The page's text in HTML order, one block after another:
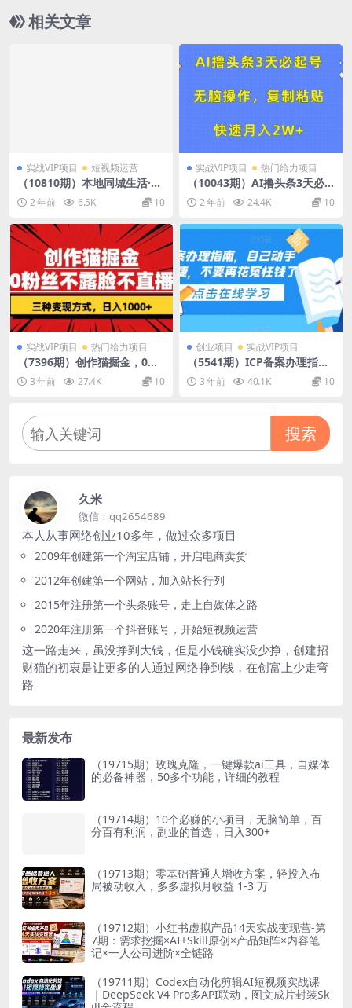
相关文章
实战VIP项目 短视频运营
（10810期）本地同城生活·商
家实战指南：用一切有效方
法，把客户从线上引流到店成
2 年前 6.5K 10
实战VIP项目 热门给力项目
（10043期）AI撸头条3天必
起号，无脑操作3分钟1条，复
制粘贴快速月入2W+
2 年前 24.4K 10
实战VIP项目 热门给力项目
（7396期）创作猫掘金，0粉
丝不直播不露脸，三种变现方
式 日入1000+轻松上手(附资
3 年前 27.4K 10
创业项目 实战VIP项目
（5541期）ICP备案办理指
南，自己动手安全便捷，不要
再花冤枉钱了
3 年前 40.1K 10
搜索
久米
微信：qq2654689
本人从事网络创业10多年，做过众多项目
2009年创建第一个淘宝店铺，开启电商卖货
2012年创建第一个网站，加入站长行列
2015年注册第一个头条账号，走上自媒体之路
2020年注册第一个抖音账号，开始短视频运营
这一路走来，虽没挣到大钱，但是小钱确实没少挣，创建招
财猫的初衷是让更多的人通过网络挣到钱，在创富上少走弯
路
最新发布
（19715期）玫瑰克隆，一键爆款ai工具，自媒体
的必备神器，50多个功能，详细的教程
（19714期）10个必赚的小项目，无脑简单，百
分百有利润，副业的首选，日入300+
（19713期）零基础普通人增收方案，轻投入布
局被动收入，多多虚拟月收益 1-3 万
（19712期）小红书虚拟产品14天实战变现营-第
7期：需求挖掘×AI+Skill原创×产品矩阵×内容笔
记×一人公司进阶×全链路
（19711期）Codex自动化剪辑AI短视频实战课
｜DeepSeek V4 Pro多API联动，图文成片封装Sk